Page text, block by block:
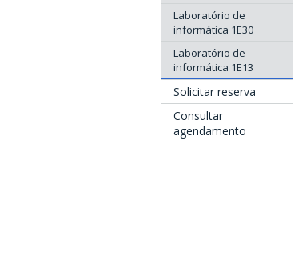
Laboratório de
informática 1E30
Laboratório de
informática 1E13
Solicitar reserva
Consultar
agendamento